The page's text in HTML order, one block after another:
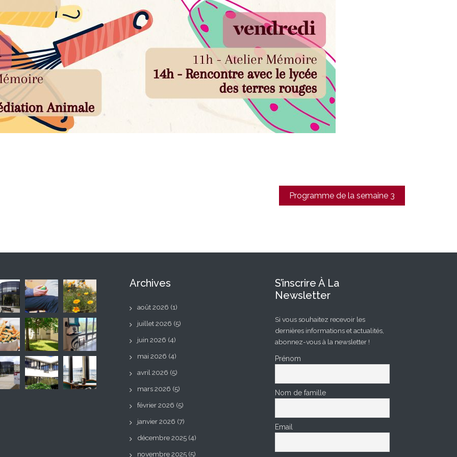
Programme de la semaine 3
Archives
août 2026 (1)
juillet 2026 (5)
juin 2026 (4)
mai 2026 (4)
avril 2026 (5)
mars 2026 (5)
février 2026 (5)
janvier 2026 (7)
décembre 2025 (4)
novembre 2025 (5)
S’inscrire À La
Newsletter
Si vous souhaitez recevoir les
dernières informations et actualités,
abonnez-vous à la newsletter !
Prénom
Nom de famille
Email